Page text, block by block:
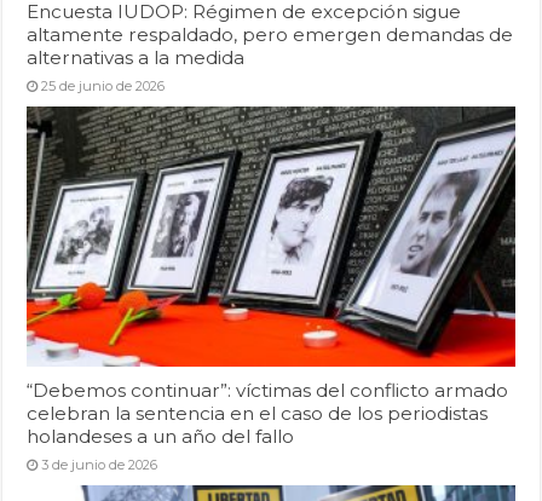
Encuesta IUDOP: Régimen de excepción sigue
altamente respaldado, pero emergen demandas de
alternativas a la medida
25 de junio de 2026
“Debemos continuar”: víctimas del conflicto armado
celebran la sentencia en el caso de los periodistas
holandeses a un año del fallo
3 de junio de 2026